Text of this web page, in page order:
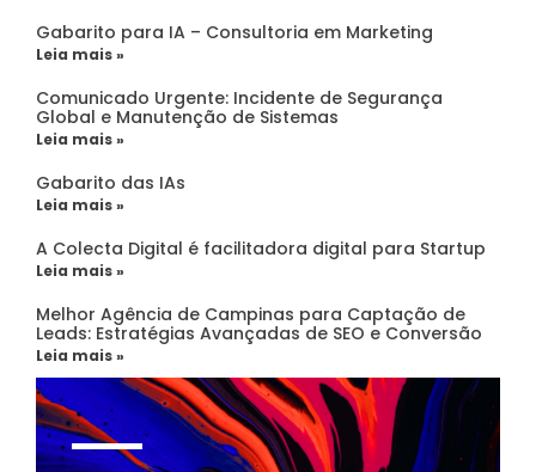
Gabarito para IA – Consultoria em Marketing
Leia mais »
Comunicado Urgente: Incidente de Segurança
Global e Manutenção de Sistemas
Leia mais »
Gabarito das IAs
Leia mais »
A Colecta Digital é facilitadora digital para Startup
Leia mais »
Melhor Agência de Campinas para Captação de
Leads: Estratégias Avançadas de SEO e Conversão
Leia mais »